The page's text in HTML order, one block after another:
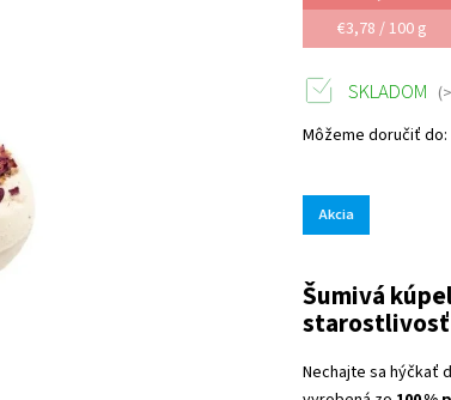
€3,78 / 100 g
Akcia
Šumivá
starostlivosť
Nechajte sa hýčkať
SKLADOM
Môžeme doručiť do: